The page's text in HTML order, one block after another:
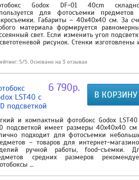
Godox DF-01 40cm
для фотосъемки
Габариты – 40х40х40 см. За
материала формируется
свет. Если изменить угол
рисунок. Стенки изготовлены
5/5. Основано на 3 отзывах
В КОРЗИНУ
6 790р.
LST40 с
подсветкой
и компактный фотобокс Godox
подсветкой имеет размеры 40x40x40
подходит для фотосъемки
– товаров для интернет-
ручной работы, food-съемки.
средних размеров
…